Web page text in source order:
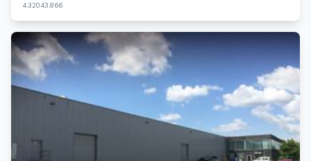
4.32043.866